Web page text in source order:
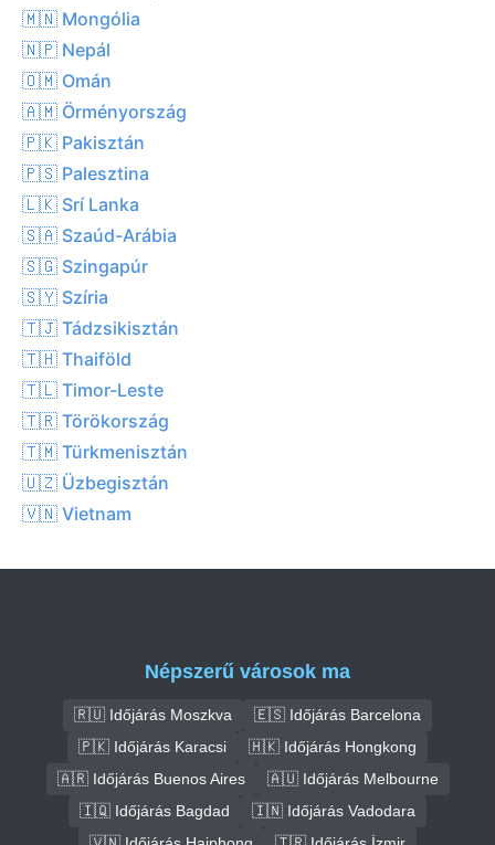
🇲🇳 Mongólia
🇳🇵 Nepál
🇴🇲 Omán
🇦🇲 Örményország
🇵🇰 Pakisztán
🇵🇸 Palesztina
🇱🇰 Srí Lanka
🇸🇦 Szaúd-Arábia
🇸🇬 Szingapúr
🇸🇾 Szíria
🇹🇯 Tádzsikisztán
🇹🇭 Thaiföld
🇹🇱 Timor-Leste
🇹🇷 Törökország
🇹🇲 Türkmenisztán
🇺🇿 Üzbegisztán
🇻🇳 Vietnam
Népszerű városok ma
🇷🇺 Időjárás Moszkva
🇪🇸 Időjárás Barcelona
🇵🇰 Időjárás Karacsi
🇭🇰 Időjárás Hongkong
🇦🇷 Időjárás Buenos Aires
🇦🇺 Időjárás Melbourne
🇮🇶 Időjárás Bagdad
🇮🇳 Időjárás Vadodara